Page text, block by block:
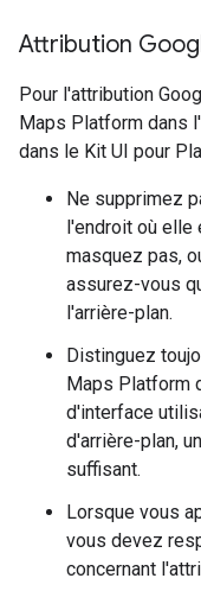
Attribution
Pour l'attribution
Maps Platform dans
dans le Kit UI pour
Ne supprimez
l'endroit où elle
masquez pas,
assurez-vous
l'arrière-plan.
Distinguez
Maps Platform
d'interface
d'arrière-plan,
suffisant.
Lorsque vous
vous devez
concernant